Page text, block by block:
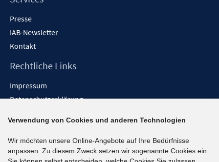
Presse
IAB-Newsletter
Kontakt
Rechtliche Links
Impressum
Datenschutzerklärung
Barrieren melden
Social-Media-Kanäle
Verwendung von Cookies und anderen Technologien
Wir möchten unsere Online-Angebote auf Ihre Bedürfnisse
anpassen. Zu diesem Zweck setzen wir sogenannte Cookies ein.